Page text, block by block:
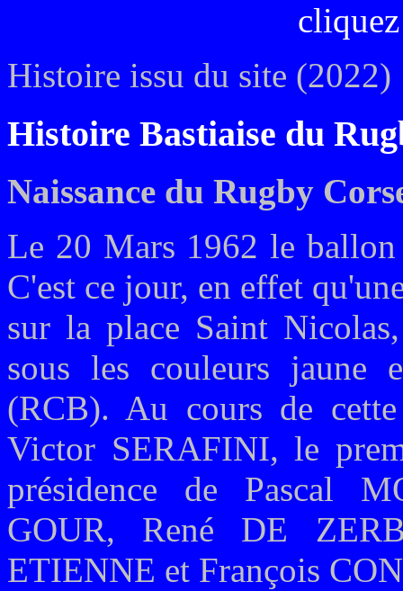
Histoire issu du site (2022)
Histoire Bastiaise du
Naissance du Rugby
Le 20 Mars 1962 le
C'est ce jour, en effet
sur la place Saint
sous les couleurs
(RCB). Au cours de
Victor SERAFINI, le
présidence de Pascal
GOUR, René DE
ETIENNE et François